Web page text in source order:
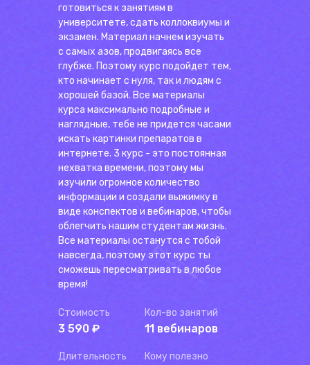
готовиться к занятиям в
университете, сдать коллоквиумы и
экзамен. Материал начнем изучать
с самых азов, продвигаясь все
глубже. Поэтому курс подойдет тем,
кто начинает с нуля, так и людям с
хорошей базой. Все материалы
курса максимально подробные и
наглядные, тебе не придется часами
искать картинки препаратов в
интернете. 3 курс - это постоянная
нехватка времени, поэтому мы
изучили огромное количество
информации и создали выжимку в
виде конспектов и вебинаров, чтобы
облегчить нашим студентам жизнь.
Все материалы останутся с тобой
навсегда, поэтому этот курс ты
сможешь пересматривать в любое
время!
Стоимость
3 590 ₽
Кол-во занятий
11 вебинаров
Длительность Кому полезно